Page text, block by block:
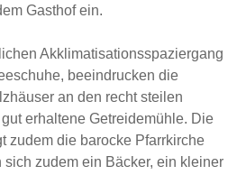
Gasthof ein.
Akklimatisationsspaziergang
beeindrucken die
an den recht steilen
erhaltene Getreidemühle. Die
zudem die barocke Pfarrkirche
sich zudem ein Bäcker, ein kleiner